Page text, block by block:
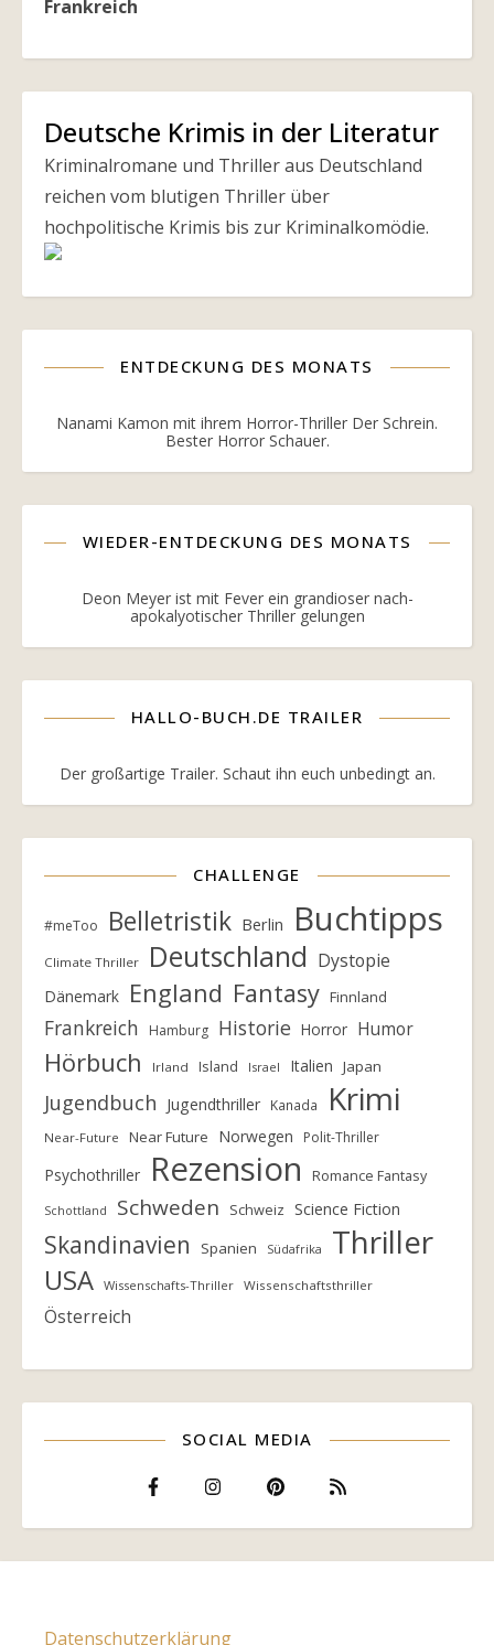
Deutsche Krimis in der Literatur
Kriminalromane und Thriller aus Deutschland
reichen vom blutigen Thriller über
hochpolitische Krimis bis zur Kriminalkomödie.
ENTDECKUNG DES MONATS
Nanami Kamon mit ihrem Horror-Thriller Der Schrein.
Bester Horror Schauer.
WIEDER-ENTDECKUNG DES MONATS
Deon Meyer ist mit Fever ein grandioser nach-
apokalyotischer Thriller gelungen
HALLO-BUCH.DE TRAILER
Der großartige Trailer. Schaut ihn euch unbedingt an.
CHALLENGE
#meToo Belletristik Berlin Buchtipps
Climate Thriller Deutschland Dystopie
Dänemark England Fantasy Finnland
Frankreich Hamburg Historie Horror Humor
Hörbuch Irland Island Israel Italien Japan
Jugendbuch Jugendthriller Kanada Krimi
Near-Future Near Future Norwegen Polit-Thriller
Psychothriller Rezension Romance Fantasy
Schottland Schweden Schweiz Science Fiction
Skandinavien Spanien Südafrika Thriller
USA Wissenschafts-Thriller Wissenschaftsthriller
Österreich
SOCIAL MEDIA
Datenschutzerklärung